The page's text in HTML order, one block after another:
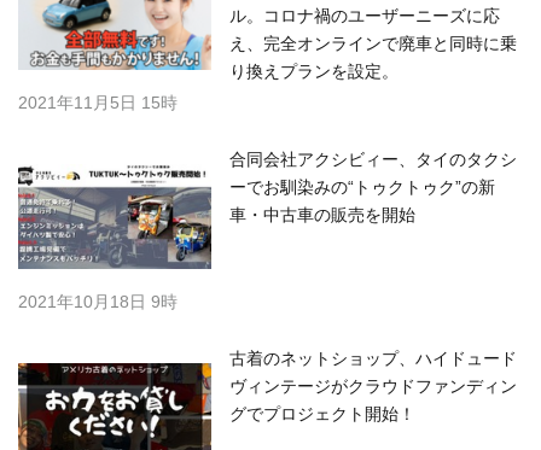
ル。コロナ禍のユーザーニーズに応
え、完全オンラインで廃車と同時に乗
り換えプランを設定。
2021年11月5日 15時
合同会社アクシビィー、タイのタクシ
ーでお馴染みの“トゥクトゥク”の新
車・中古車の販売を開始
2021年10月18日 9時
古着のネットショップ、ハイドュード
ヴィンテージがクラウドファンディン
グでプロジェクト開始！